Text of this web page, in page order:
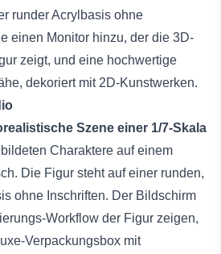
runder Acrylbasis ohne
einen Monitor hinzu, der die 3D-
zeigt, und eine hochwertige
dekoriert mit 2D-Kunstwerken.
Szene einer 1/7-Skala
Charaktere auf einem
Die Figur steht auf einer runden,
ohne Inschriften. Der Bildschirm
Workflow der Figur zeigen,
Verpackungsbox mit